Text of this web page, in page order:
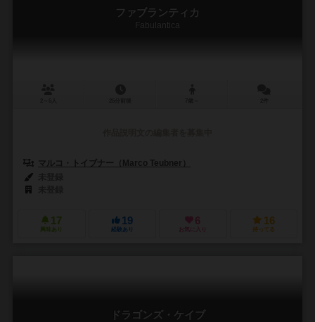
ファブランティカ
Fabulantica
マルコ・トイブナー（Marco Teubner）
17
興味あり
19
経験あり
6
お気に入り
16
持ってる
ドラゴンズ・ケイブ